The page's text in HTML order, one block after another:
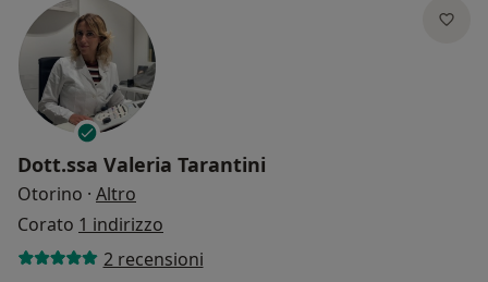
Dott.ssa Valeria Tarantini
Otorino · Altro
Corato 1 indirizzo
2 recensioni